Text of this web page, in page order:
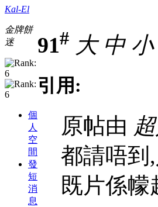
Kal-El
金牌餅
迷
個
人
空
間
發
短
消
息
91# 大 中 小
引用:
原帖由
都請唔到
既片係